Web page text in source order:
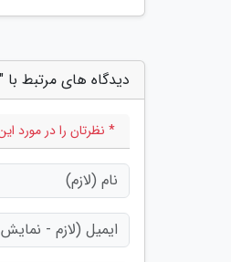
دیدگاه های مرتبط
* نظرتان را در مورد